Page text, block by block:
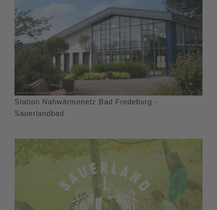
Station Nahwärmenetz Bad Fredeburg -
Sauerlandbad